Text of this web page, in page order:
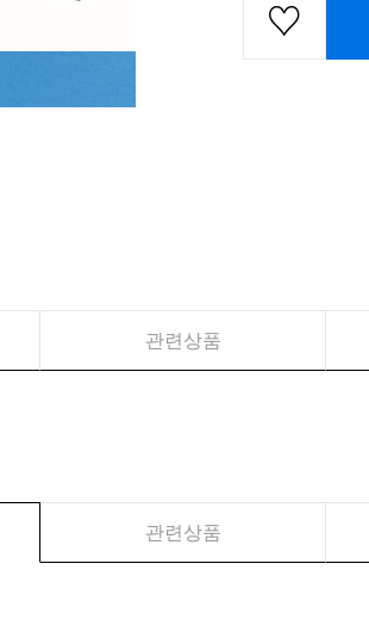
관련상품
관련상품